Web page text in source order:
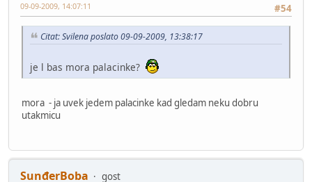
#54
09-09-2009, 14:07:11
Citat: Svilena poslato 09-09-2009, 13:38:17
je l bas mora palacinke?
mora - ja uvek jedem palacinke kad gledam neku dobru
utakmicu
SunđerBoba
gost